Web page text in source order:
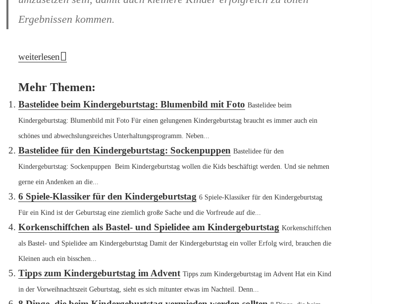
Ergebnissen kommen.
Bastelidee für den Kindergeburtstag: Bunte Kratzbilder
weiterlesen
Mehr Themen:
Bastelidee beim Kindergeburtstag: Blumenbild mit Foto Bastelidee beim
Kindergeburtstag: Blumenbild mit Foto Für einen gelungenen Kindergeburtstag braucht es immer auch ein
schönes und abwechslungsreiches Unterhaltungsprogramm. Neben...
Bastelidee für den Kindergeburtstag: Sockenpuppen Bastelidee für den
Kindergeburtstag: Sockenpuppen Beim Kindergeburtstag wollen die Kids beschäftigt werden. Und sie nehmen
gerne ein Andenken an die...
6 Spiele-Klassiker für den Kindergeburtstag 6 Spiele-Klassiker für den Kindergeburtstag
Für ein Kind ist der Geburtstag eine ziemlich große Sache und die Vorfreude auf die...
Korkenschiffchen als Bastel- und Spielidee am Kindergeburtstag Korkenschiffchen
als Bastel- und Spielidee am Kindergeburtstag Damit der Kindergeburtstag ein voller Erfolg wird, brauchen die
Kleinen auch ein bisschen...
Tipps zum Kindergeburtstag im Advent Tipps zum Kindergeburtstag im Advent Hat ein Kind
in der Vorweihnachtszeit Geburtstag, sieht es sich mitunter etwas im Nachteil. Denn...